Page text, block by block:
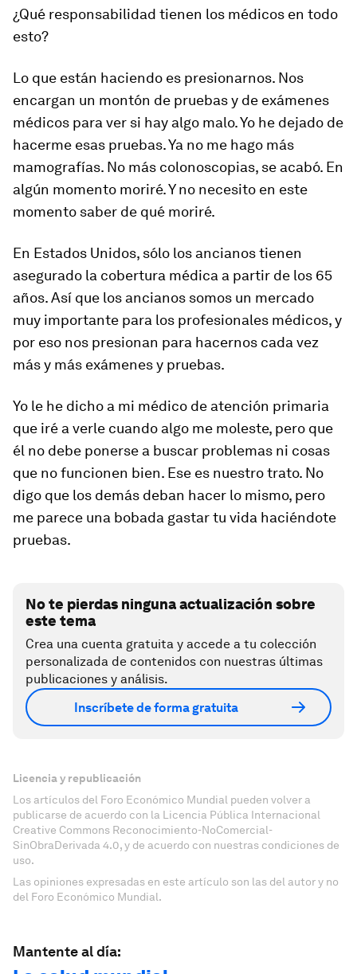
¿Qué responsabilidad tienen los médicos en todo
esto?
Lo que están haciendo es presionarnos. Nos
encargan un montón de pruebas y de exámenes
médicos para ver si hay algo malo. Yo he dejado de
hacerme esas pruebas. Ya no me hago más
mamografías. No más colonoscopias, se acabó. En
algún momento moriré. Y no necesito en este
momento saber de qué moriré.
En Estados Unidos, sólo los ancianos tienen
asegurado la cobertura médica a partir de los 65
años. Así que los ancianos somos un mercado
muy importante para los profesionales médicos, y
por eso nos presionan para hacernos cada vez
más y más exámenes y pruebas.
Yo le he dicho a mi médico de atención primaria
que iré a verle cuando algo me moleste, pero que
él no debe ponerse a buscar problemas ni cosas
que no funcionen bien. Ese es nuestro trato. No
digo que los demás deban hacer lo mismo, pero
me parece una bobada gastar tu vida haciéndote
pruebas.
No te pierdas ninguna actualización sobre
este tema
Crea una cuenta gratuita y accede a tu colección
personalizada de contenidos con nuestras últimas
publicaciones y análisis.
Inscríbete de forma gratuita
Licencia y republicación
Los artículos del Foro Económico Mundial pueden volver a
publicarse de acuerdo con la Licencia Pública Internacional
Creative Commons Reconocimiento-NoComercial-
SinObraDerivada 4.0, y de acuerdo con nuestras condiciones de
uso.
Las opiniones expresadas en este artículo son las del autor y no
del Foro Económico Mundial.
Mantente al día: